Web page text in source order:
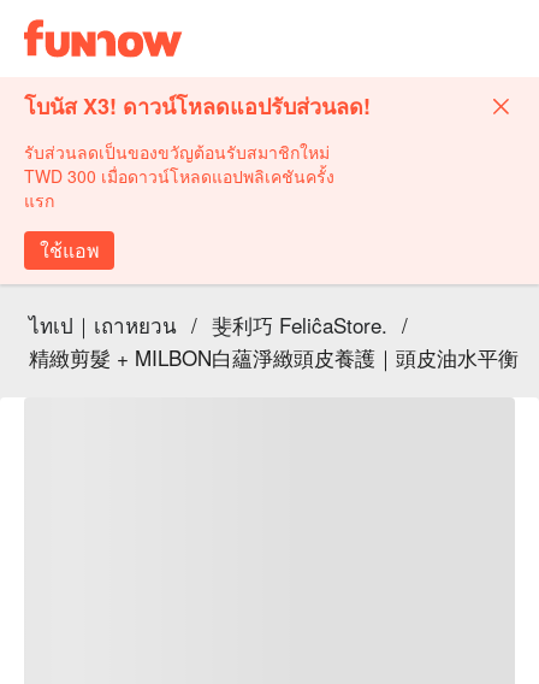
โบนัส X3! ดาวน์โหลดแอปรับส่วนลด!
รับส่วนลดเป็นของขวัญต้อนรับสมาชิกใหม่
TWD 300 เมื่อดาวน์โหลดแอปพลิเคชันครั้ง
แรก
ใช้แอพ
ไทเป｜เถาหยวน / 斐利巧 FeliĉaStore. /
精緻剪髮 + MILBON白蘊淨緻頭皮養護｜頭皮油水平衡